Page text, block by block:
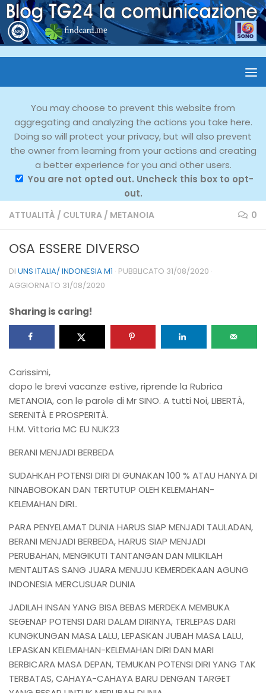
You may choose to prevent this website from
aggregating and analyzing the actions you take here.
Doing so will protect your privacy, but will also prevent
the owner from learning from your actions and creating
a better experience for you and other users.
You are not opted out. Uncheck this box to opt-
out.
ATTUALITÀ / CULTURA / METANOIA 0
OSA ESSERE DIVERSO
DI UNS ITALIA/ INDONESIA M1 · PUBBLICATO 31/08/2020 ·
AGGIORNATO 31/08/2020
Sharing is caring!
Carissimi,
dopo le brevi vacanze estive, riprende la Rubrica
METANOIA, con le parole di Mr SINO. A tutti Noi, LIBERTÀ,
SERENITÀ E PROSPERITÀ.
H.M. Vittoria MC EU NUK23
BERANI MENJADI BERBEDA
SUDAHKAH POTENSI DIRI DI GUNAKAN 100 % ATAU HANYA DI
NINABOBOKAN DAN TERTUTUP OLEH KELEMAHAN-
KELEMAHAN DIRI..
PARA PENYELAMAT DUNIA HARUS SIAP MENJADI TAULADAN,
BERANI MENJADI BERBEDA, HARUS SIAP MENJADI
PERUBAHAN, MENGIKUTI TANTANGAN DAN MILIKILAH
MENTALITAS SANG JUARA MENUJU KEMERDEKAAN AGUNG
INDONESIA MERCUSUAR DUNIA
JADILAH INSAN YANG BISA BEBAS MERDEKA MEMBUKA
SEGENAP POTENSI DARI DALAM DIRINYA, TERLEPAS DARI
KUNGKUNGAN MASA LALU, LEPASKAN JUBAH MASA LALU,
LEPASKAN KELEMAHAN-KELEMAHAN DIRI DAN MARI
BERBICARA MASA DEPAN, TEMUKAN POTENSI DIRI YANG TAK
TERBATAS, CAHAYA-CAHAYA BARU DENGAN TARGET